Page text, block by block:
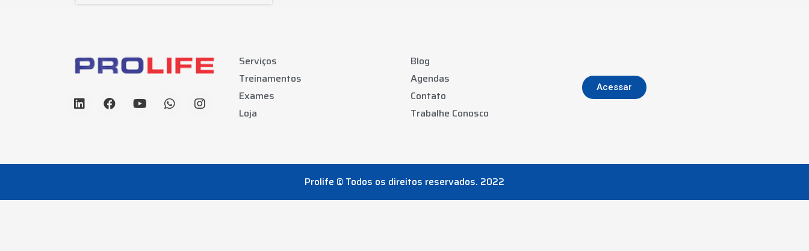
Serviços
Treinamentos
Exames
Loja
Blog
Agendas
Contato
Trabalhe Conosco
Acessar
Prolife © Todos os direitos reservados. 2022